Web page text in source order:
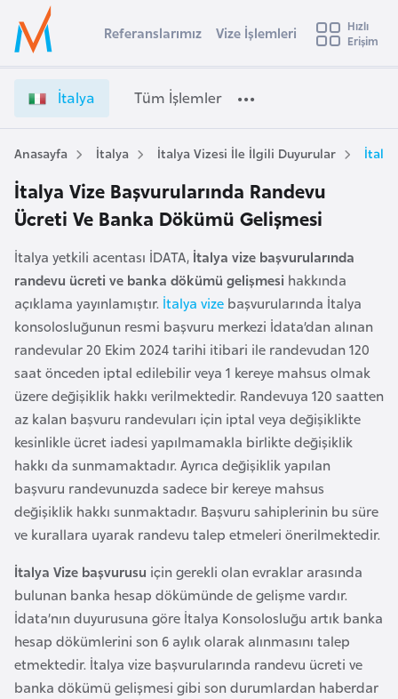
Ülke Seçimi
Başvuru yapmak istediğiniz ülkeyi seçin
Üye
Girişi
e
Referanslarımız Vize İşlemleri
Hızlı
Erişim
İtalya Tüm İşlemler
Anasayfa İtalya İtalya Vizesi İle İlgili Duyurular
İtalya Vize Başvurularında Randevu
Ücreti Ve Banka Dökümü Gelişmesi
İtalya yetkili acentası İDATA, İtalya vize başvurularında
randevu ücreti ve banka dökümü gelişmesi hakkında
açıklama yayınlamıştır. İtalya vize başvurularında İtalya
konsolosluğunun resmi başvuru merkezi İdata’dan alınan
randevular 20 Ekim 2024 tarihi itibari ile randevudan 120
saat önceden iptal edilebilir veya 1 kereye mahsus olmak
üzere değişiklik hakkı verilmektedir. Randevuya 120 saatten
az kalan başvuru randevuları için iptal veya değişiklikte
kesinlikle ücret iadesi yapılmamakla birlikte değişiklik
hakkı da sunmamaktadır. Ayrıca değişiklik yapılan
başvuru randevunuzda sadece bir kereye mahsus
değişiklik hakkı sunmaktadır. Başvuru sahiplerinin bu süre
ve kurallara uyarak randevu talep etmeleri önerilmektedir.
İtalya Vize başvurusu için gerekli olan evraklar arasında
bulunan banka hesap dökümünde de gelişme vardır.
İdata’nın duyurusuna göre İtalya Konsolosluğu artık banka
hesap dökümlerini son 6 aylık olarak alınmasını talep
etmektedir. İtalya vize başvurularında randevu ücreti ve
banka dökümü gelişmesi gibi son durumlardan haberdar
s
t
r
a
A
u
s
t
u
r
y
a
A
z
e
r
a
y
c
a
n